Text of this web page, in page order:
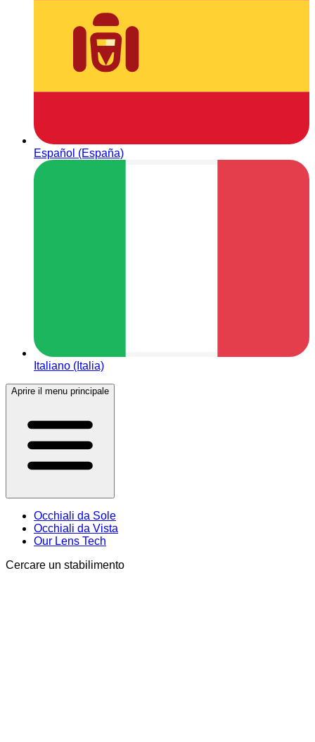
Español (España)
Italiano (Italia)
Aprire il menu principale
Occhiali da Sole
Occhiali da Vista
Our Lens Tech
Cercare un stabilimento